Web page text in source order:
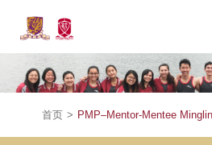
首页 > PMP–Mentor-Mentee